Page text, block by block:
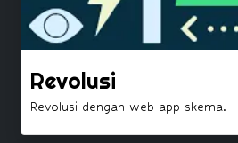
Revolusi
Revolusi dengan web app skema.